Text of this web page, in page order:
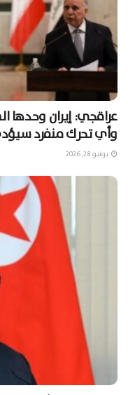
عراقجي: إيران وحدها
وأي تحرك منفرد
يونيو 28, 2026